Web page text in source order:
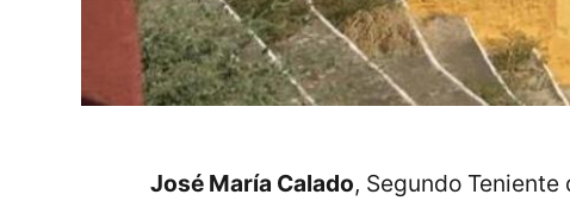
José María Calado, Segundo